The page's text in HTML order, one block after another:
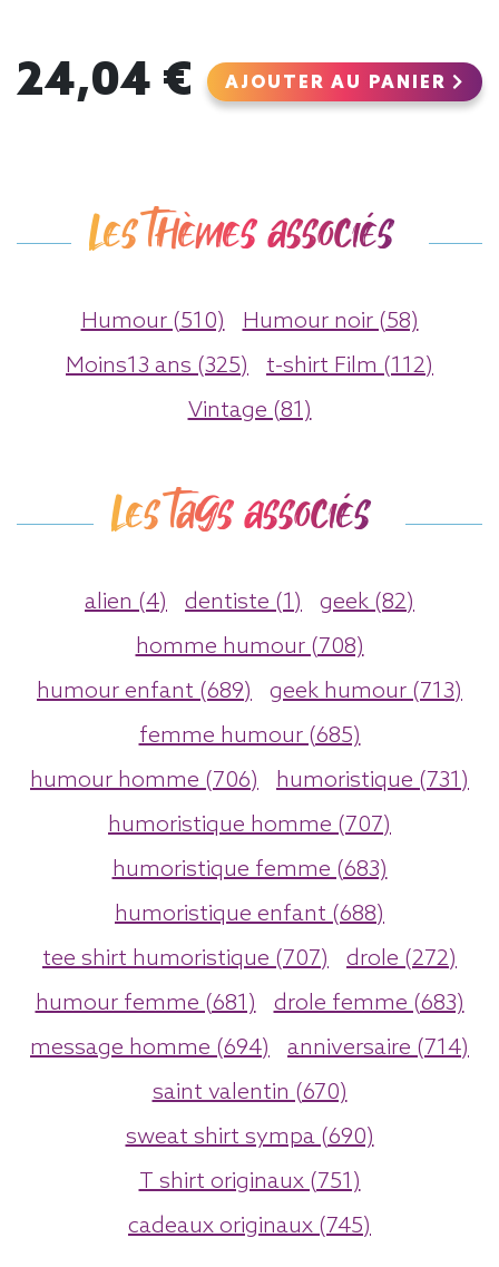
24,04 € AJOUTER AU PANIER
Les thèmes associés
Humour (510)
Humour noir (58)
Moins13 ans (325)
t-shirt Film (112)
Vintage (81)
Les tags associés
alien (4) dentiste (1)
geek (82)
homme humour (708)
humour enfant (689)
geek humour (713)
femme humour (685)
humour homme (706)
humoristique (731)
humoristique homme (707)
humoristique femme (683)
humoristique enfant (688)
tee shirt humoristique (707)
drole (272)
humour femme (681)
drole femme (683)
message homme (694)
anniversaire (714)
saint valentin (670)
sweat shirt sympa (690)
T shirt originaux (751)
cadeaux originaux (745)